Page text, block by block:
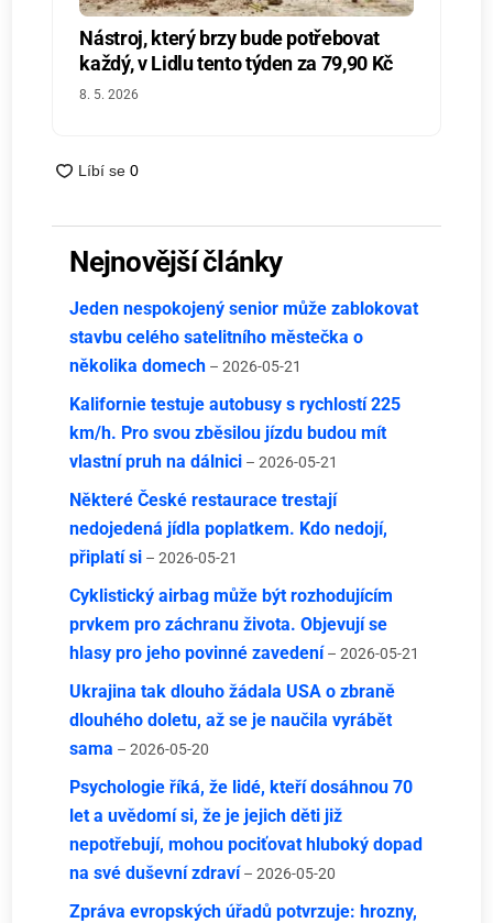
Nástroj, který brzy bude potřebovat
každý, v Lidlu tento týden za 79,90 Kč
8. 5. 2026
Nejnovější články
Jeden nespokojený senior může zablokovat
stavbu celého satelitního městečka o
několika domech – 2026-05-21
Kalifornie testuje autobusy s rychlostí 225
km/h. Pro svou zběsilou jízdu budou mít
vlastní pruh na dálnici – 2026-05-21
Některé České restaurace trestají
nedojedená jídla poplatkem. Kdo nedojí,
připlatí si – 2026-05-21
Cyklistický airbag může být rozhodujícím
prvkem pro záchranu života. Objevují se
hlasy pro jeho povinné zavedení – 2026-05-21
Ukrajina tak dlouho žádala USA o zbraně
dlouhého doletu, až se je naučila vyrábět
sama – 2026-05-20
Psychologie říká, že lidé, kteří dosáhnou 70
let a uvědomí si, že je jejich děti již
nepotřebují, mohou pociťovat hluboký dopad
na své duševní zdraví – 2026-05-20
Zpráva evropských úřadů potvrzuje: hrozny,